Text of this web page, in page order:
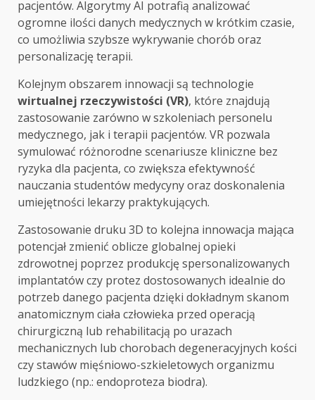
pacjentów. Algorytmy AI potrafią analizować
ogromne ilości danych medycznych w krótkim czasie,
co umożliwia szybsze wykrywanie chorób oraz
personalizację terapii.
Kolejnym obszarem innowacji są technologie
wirtualnej rzeczywistości (VR), które znajdują
zastosowanie zarówno w szkoleniach personelu
medycznego, jak i terapii pacjentów. VR pozwala
symulować różnorodne scenariusze kliniczne bez
ryzyka dla pacjenta, co zwiększa efektywność
nauczania studentów medycyny oraz doskonalenia
umiejętności lekarzy praktykujących.
Zastosowanie druku 3D to kolejna innowacja mająca
potencjał zmienić oblicze globalnej opieki
zdrowotnej poprzez produkcję spersonalizowanych
implantatów czy protez dostosowanych idealnie do
potrzeb danego pacjenta dzięki dokładnym skanom
anatomicznym ciała człowieka przed operacją
chirurgiczną lub rehabilitacją po urazach
mechanicznych lub chorobach degeneracyjnych kości
czy stawów mięśniowo-szkieletowych organizmu
ludzkiego (np.: endoproteza biodra).